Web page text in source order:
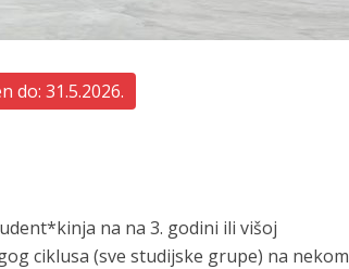
do: 31.5.2026.
na na 3. godini ili višoj
ciklusa (sve studijske grupe) na nekom